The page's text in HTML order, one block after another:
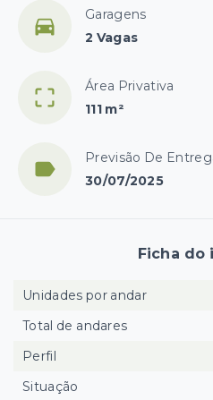
Garagens
2 Vagas
Área Privativa
111 m²
Previsão De
30/07/2025
Ficha do
Unidades por andar
Total de andares
Perfil
Situação